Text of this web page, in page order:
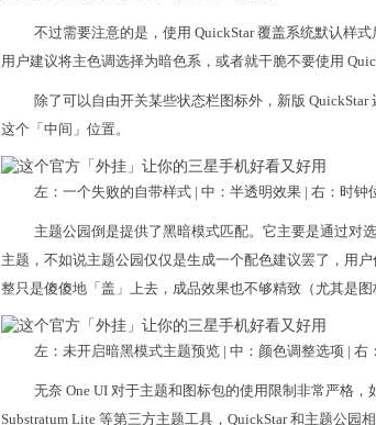
不过需要注意的是，使用 QuickStar 覆盖系统默认样
用户建议将主色调选择为暗色系，或者就干脆不要使用
除了可以自由开关某些状态栏图标外，新版
这个「中间」位置。
左：一个失败的自带样式 | 中：半透明效果 | 右：时钟
主题公园倒是提供了黑暗模式匹配。它主要是通过对
主题，不如说主题公园仅仅是生成一个配色建议罢了，用
整只是傻傻地「盖」上去，成品效果也不够精致（尤其是图
左：未开启暗黑模式主题预览 | 中：颜色调整选项 | 右
无奈 One UI 对于主题和图标包的使用限制非常严格
Substratum Lite 等第三方主题工具，QuickStar 和主题公园